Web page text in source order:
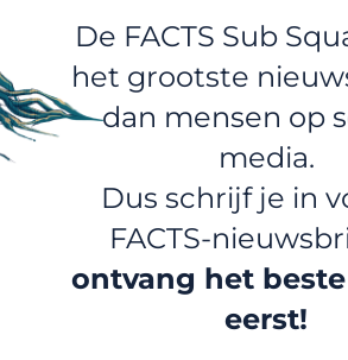
De FACTS Sub
het grootste
dan mensen op
media.
Dus schrijf je in
FACTS-
ontvang het
eerst!